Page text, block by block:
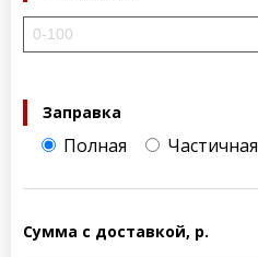
Заправка
Полная Частичная
Сумма с доставкой, р.